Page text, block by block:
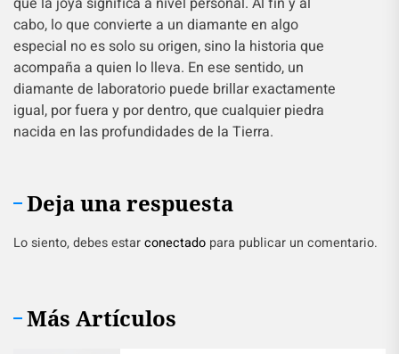
cabo, lo que convierte a un diamante en algo
especial no es solo su origen, sino la historia que
acompaña a quien lo lleva. En ese sentido, un
diamante de laboratorio puede brillar exactamente
igual, por fuera y por dentro, que cualquier piedra
nacida en las profundidades de la Tierra.
Deja una respuesta
Lo siento, debes estarconectado para publicar un comentario.
Más Artículos